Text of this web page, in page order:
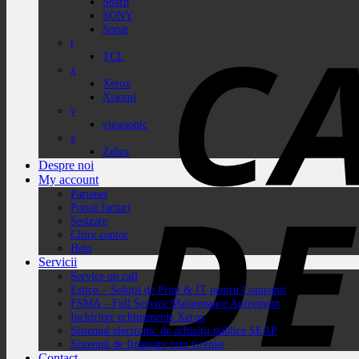
SONY
Sopar
t
TCL
x
Xerox
Xiaomi
v
viewsonic
z
Zebra
Despre noi
My account
Partener
Portal facturi
Sesizare
Citire contor
Help
Servicii
Service on call
Estico – Soluții de Print & IT pentru Companii
FSMA – Full Service Maintenance Agreement
Inchiriere echipamente Xerox
Sistemul electronic de achiziții publice SEAP
Sistemul de finanțare prin Grenke